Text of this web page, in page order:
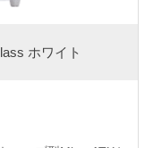
ホワイト